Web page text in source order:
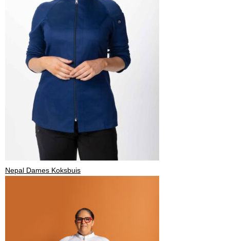
Nepal Dames Koksbuis